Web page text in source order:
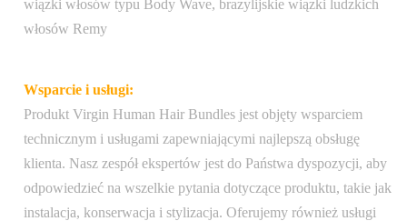
produktu:
Pakiet
transportowy:
Waga: 100 gramów
Bezpłatna wysyłka na terenie Stanów
wiązki włosów typu Body Wave, brazylijskie wiązki ludzkich
włosów Remy
Wsparcie i usługi:
Produkt Virgin Human Hair Bundles jest objęty wsparciem
technicznym i usługami zapewniającymi najlepszą obsługę
klienta. Nasz zespół ekspertów jest do Państwa dyspozycji, aby
odpowiedzieć na wszelkie pytania dotyczące produktu, takie jak
instalacja, konserwacja i stylizacja. Oferujemy również usługi